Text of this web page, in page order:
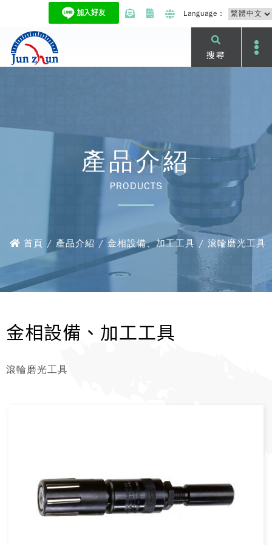
Language：
搜尋
產品介紹
PRODUCTS
首頁 / 產品介紹 / 金相設備、加工工具 / 滾輪磨光工具
金相設備、加工工具
滾輪磨光工具